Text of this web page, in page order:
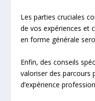
Les parties cruciales
de vos expériences et
en forme générale
Enfin, des conseils
valoriser des parcours
d’expérience